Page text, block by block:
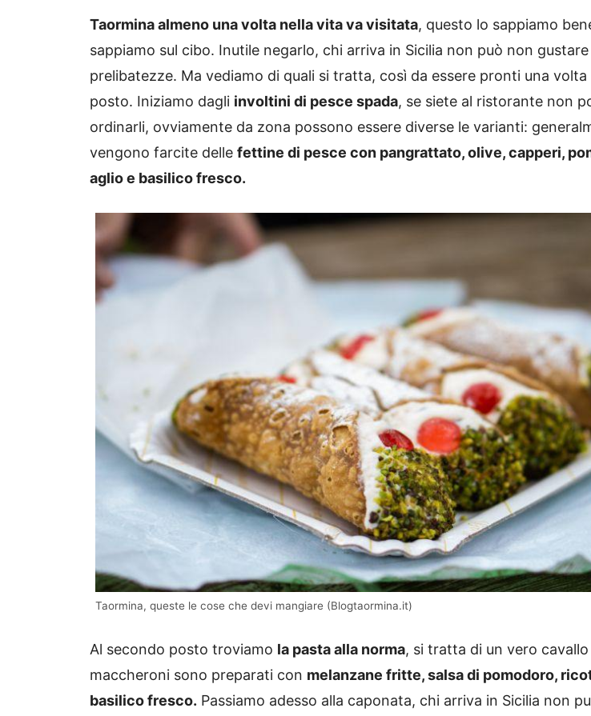
Taormina almeno una volta nella vita va visitata, questo lo sappiamo
sappiamo sul cibo. Inutile negarlo, chi arriva in Sicilia non può non
prelibatezze. Ma vediamo di quali si tratta, così da essere pronti una volta
posto. Iniziamo dagli involtini di pesce spada, se siete al ristorante non
ordinarli, ovviamente da zona possono essere diverse le varianti:
vengono farcite delle fettine di pesce con pangrattato, olive, capperi,
aglio e basilico fresco.
Taormina, queste le cose che devi mangiare (Blogtaormina.it)
Al secondo posto troviamo la pasta alla norma, si tratta di un vero
maccheroni sono preparati con melanzane fritte, salsa di pomodoro,
basilico fresco. Passiamo adesso alla caponata, chi arriva in Sicilia non